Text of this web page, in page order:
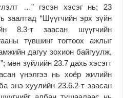
…” гэсэн хэсэг нь; 23
заалтад “Шүүгчийн эрх зүйн
8.3-т заасан шүүгчийн
түвшинг тогтоох ажлыг
дагуу зохион байгуулж,
мөн зүйлийн 23.7 дахь хэсэгт
үнэлгээ нь хоёр жилийн
энэ хуулийн 23.6.2-т заасан